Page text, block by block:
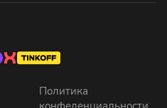
Политика